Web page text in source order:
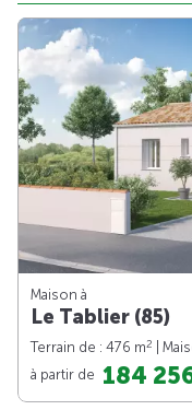
Maison à
Le Tablier (85)
Terrain de : 476 m2 |
à partir de 184